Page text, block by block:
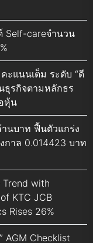
Self-careจำนวน
ะแนนเต็ม ระดับ “ดี
ธุรกิจตามหลักธร
หุ้น
านบาท ฟื้นตัวแกร่ง
กาล 0.014423 บาท
Trend with
KTC JCB
Rises 26%
AGM Checklist